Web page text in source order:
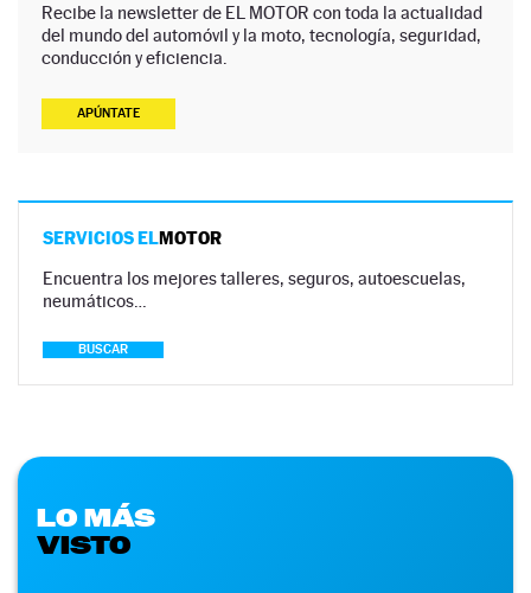
Recibe la newsletter de EL MOTOR con toda la actualidad
del mundo del automóvil y la moto, tecnología, seguridad,
conducción y eficiencia.
APÚNTATE
SERVICIOS ELMOTOR
Encuentra los mejores talleres, seguros, autoescuelas,
neumáticos…
BUSCAR
LO MÁS
VISTO